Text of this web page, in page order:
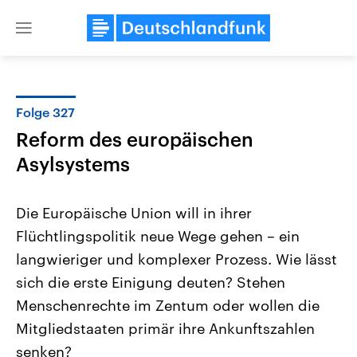
Close
Landtagswahl Sachsen-Anhalt
2026
Alle Informationen
September 2026 einen neuen
Bundesland von einer Koalition aus
USA
Aktuelle Beiträge,
Hintergründe
gehören die Vereinigten
Folge 327
Reform des europäischen
Asylsystems
Die Europäische Union will in ihrer
Flüchtlingspolitik neue Wege gehen – ein
langwieriger und komplexer Prozess. Wie lässt
sich die erste Einigung deuten? Stehen
Menschenrechte im Zentum oder wollen die
Mitgliedstaaten primär ihre Ankunftszahlen
senken?